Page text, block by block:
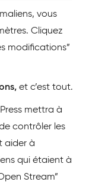
vous
Cliquez
modifications”
et c’est tout.
mettra à
contrôler les
aider à
qui étaient à
Stream”